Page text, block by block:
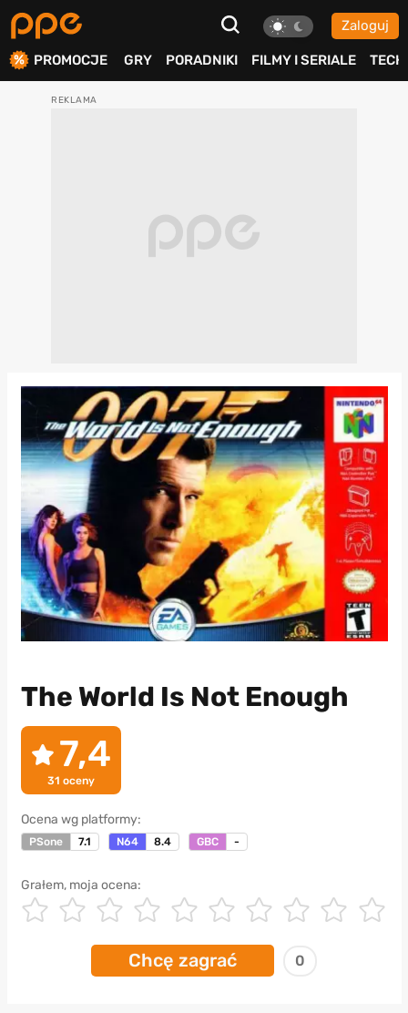
Zaloguj
PROMOCJE GRY PORADNIKI FILMY I SERIALE TECH
The World Is Not Enough
7,4
31 oceny
Ocena wg platformy:
PSone 7.1 N64 8.4 GBC -
Grałem, moja ocena:
Chcę zagrać 0